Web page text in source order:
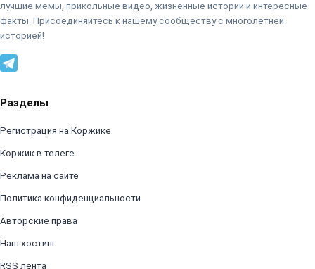
лучшие мемы, прикольные видео, жизненные истории и интересные
факты. Присоединяйтесь к нашему сообществу с многолетней
историей!
Разделы
Регистрация на Коржике
Коржик в телеге
Реклама на сайте
Политика конфиденциальности
Авторские права
Наш хостинг
RSS лента